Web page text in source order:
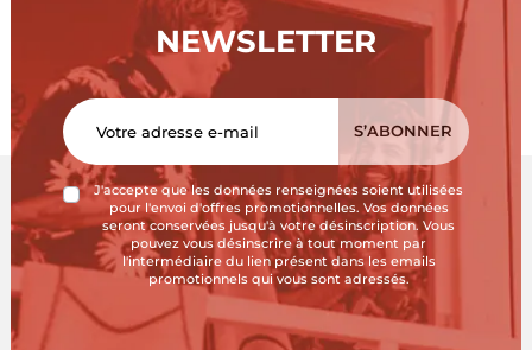
NEWSLETTER
J'accepte que les données renseignées soient utilisées
pour l'envoi d'offres promotionnelles. Vos données
seront conservées jusqu'à votre désinscription. Vous
pouvez vous désinscrire à tout moment par
l'intermédiaire du lien présent dans les emails
promotionnels qui vous sont adressés.